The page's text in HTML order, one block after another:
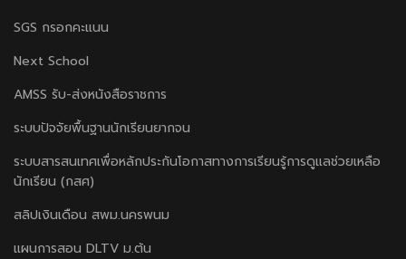
SGS กรอกคะแนน
Next School
AMSS รับ-ส่งหนังสือราชการ
ระบบปัจจัยพื้นฐานนักเรียนยากจน
ระบบสารสนเทศเพื่อหลักประกันโอกาสทางการเรียนรู้การดูแลช่วยเหลือ
นักเรียน (กสศ)
สลิปเงินเดือน สพม.นครพนม
แผนการสอน DLTV ม.ต้น